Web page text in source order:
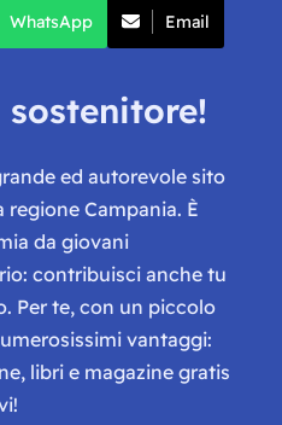
WhatsApp Email
ed autorevole sito
Campania. È
da giovani
contribuisci anche tu
Per te, con un piccolo
vantaggi:
libri e magazine gratis